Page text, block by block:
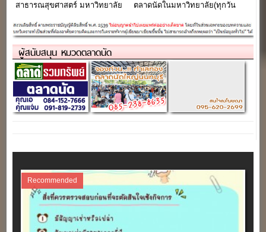
สาธารณสุข​ศาสตร์​ มหาวิทยาลัย
เดินช้อปสบาย สบายๆ
ตลาดนัดในมหาวิทยาลัย(ทุกวัน
ผู้สนับสนุน หมวดตลาดนัด
Recommended